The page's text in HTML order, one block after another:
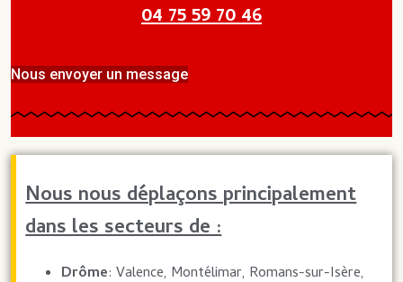
04 75 59 70 46
Nous envoyer un message
Nous nous déplaçons principalement
dans les secteurs de :
Drôme: Valence, Montélimar, Romans-sur-Isère,